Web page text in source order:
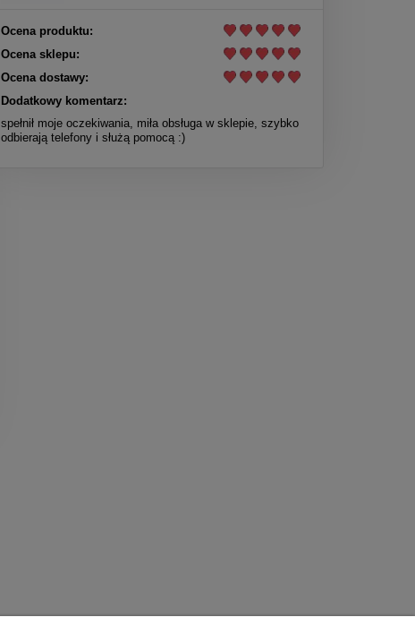
Ocena produktu:
Ocena sklepu:
Ocena dostawy:
Dodatkowy komentarz:
spełnił moje oczekiwania, miła obsługa w sklepie, szybko
odbierają telefony i służą pomocą :)